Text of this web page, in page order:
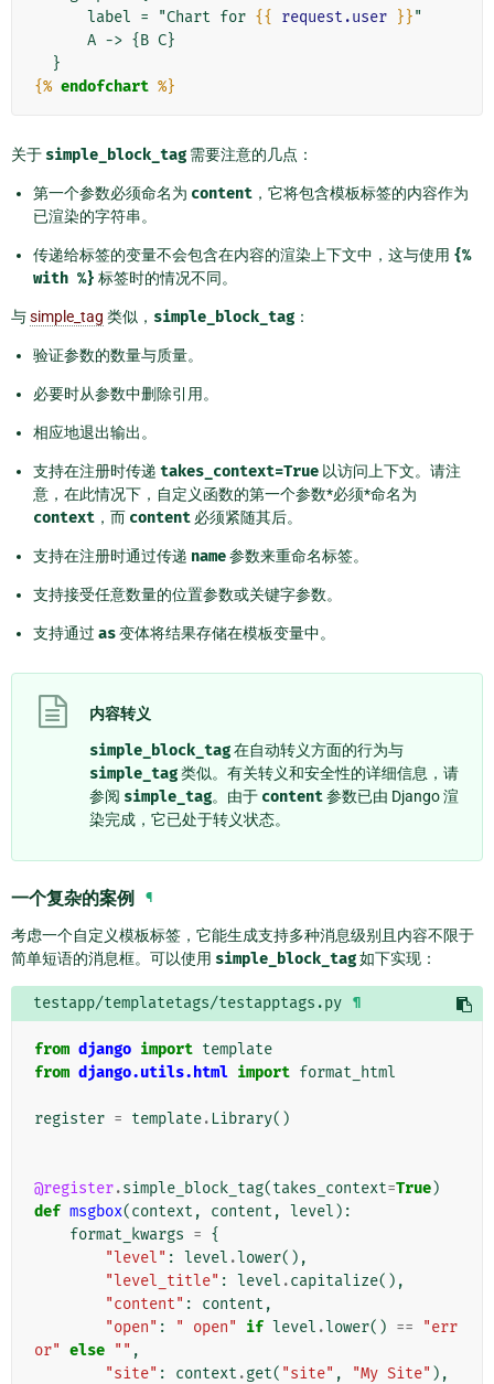
      label = "Chart for
{{ request.user }}"
{% endofchart %}
关于 simple_block_tag 需要注意的几点：
第一个参数必须命名为 content ，它将包含模板标签的内容作为
已渲染的字符串。
传递给标签的变量不会包含在内容的渲染上下文中，这与使用 {%
with %} 标签时的情况不同。
与simple_tag 类似， simple_block_tag ：
验证参数的数量与质量。
必要时从参数中删除引用。
相应地退出输出。
支持在注册时传递 takes_context=True 以访问上下文。请注
意，在此情况下，自定义函数的第一个参数*必须*命名为
context ，而 content 必须紧随其后。
支持在注册时通过传递 name参数来重命名标签。
支持接受任意数量的位置参数或关键字参数。
支持通过 as变体将结果存储在模板变量中。
内容转义
simple_block_tag在自动转义方面的行为与
simple_tag类似。有关转义和安全性的详细信息，请
参阅 simple_tag。由于 content参数已由 Django 渲
染完成，它已处于转义状态。
一个复杂的案例 ¶
考虑一个自定义模板标签，它能生成支持多种消息级别且内容不限于
简单短语的消息框。可以使用 simple_block_tag如下实现：
testapp/templatetags/testapptags.py ¶
from django import template
from django.utils.html import format_html
register = template. Library()
@register.simple_block_tag(takes_context=True)
def msgbox(context , content , level ):
format_kwargs = {
"level" : level .lower(),
"level_title" : level .capitalize(),
"content" : content ,
"open" : " open" if level .lower() ==
"err
or" else "" ,
"site" : context .get( "site" , "My Site" ),